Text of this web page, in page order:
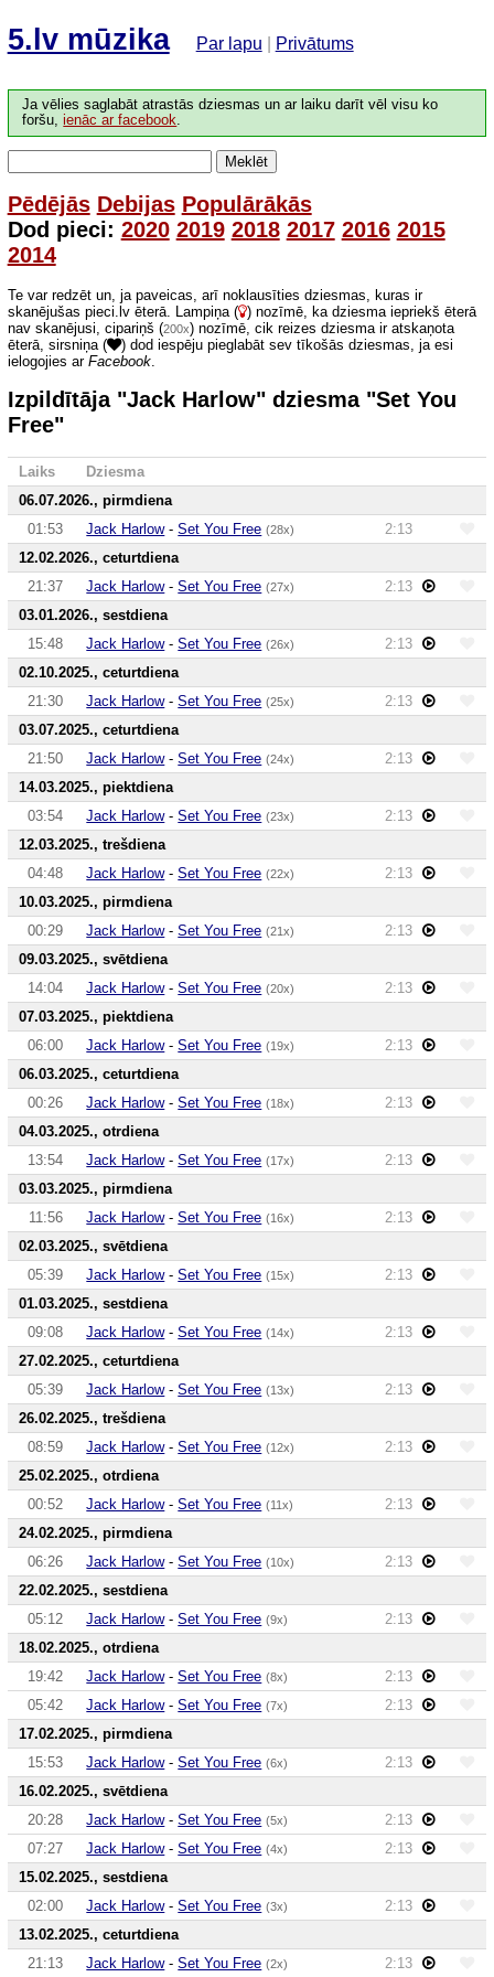
5.lv mūzika Par lapu Privātums
Ja vēlies saglabāt atrastās dziesmas un ar laiku darīt vēl visu ko
foršu,ienāc ar facebook.
Meklēt
Pēdējās Debijas Populārākās
Dod pieci: 2020 2019 2018 2017 2016 2015
2014
Te var redzēt un, ja paveicas, arī noklausīties dziesmas, kuras ir
skanējušas pieci.lv ēterā. Lampiņa ( ) nozīmē, ka dziesma iepriekš ēterā
nav skanējusi, cipariņš (200x) nozīmē, cik reizes dziesma ir atskaņota
ēterā, sirsniņa (
) dod iespēju pieglabāt sev tīkošās dziesmas, ja esi
ielogojies ar Facebook.
Izpildītāja "Jack Harlow" dziesma "Set You
Free"
Laiks
Dziesma
06.07.2026., pirmdiena
01:53
Jack Harlow-Set You Free (28x)
2:13
12.02.2026., ceturtdiena
21:37
Jack Harlow-Set You Free (27x)
2:13
03.01.2026., sestdiena
15:48
Jack Harlow-Set You Free (26x)
2:13
02.10.2025., ceturtdiena
21:30
Jack Harlow-Set You Free (25x)
2:13
03.07.2025., ceturtdiena
21:50
Jack Harlow-Set You Free (24x)
2:13
14.03.2025., piektdiena
03:54
Jack Harlow-Set You Free (23x)
2:13
12.03.2025., trešdiena
04:48
Jack Harlow-Set You Free (22x)
2:13
10.03.2025., pirmdiena
00:29
Jack Harlow-Set You Free (21x)
2:13
09.03.2025., svētdiena
14:04
Jack Harlow-Set You Free (20x)
2:13
07.03.2025., piektdiena
06:00
Jack Harlow-Set You Free (19x)
2:13
06.03.2025., ceturtdiena
00:26
Jack Harlow-Set You Free (18x)
2:13
04.03.2025., otrdiena
13:54
Jack Harlow-Set You Free (17x)
2:13
03.03.2025., pirmdiena
11:56
Jack Harlow-Set You Free (16x)
2:13
02.03.2025., svētdiena
05:39
Jack Harlow-Set You Free (15x)
2:13
01.03.2025., sestdiena
09:08
Jack Harlow-Set You Free (14x)
2:13
27.02.2025., ceturtdiena
05:39
Jack Harlow-Set You Free (13x)
2:13
26.02.2025., trešdiena
08:59
Jack Harlow-Set You Free (12x)
2:13
25.02.2025., otrdiena
00:52
Jack Harlow-Set You Free (11x)
2:13
24.02.2025., pirmdiena
06:26
Jack Harlow-Set You Free (10x)
2:13
22.02.2025., sestdiena
05:12
Jack Harlow-Set You Free (9x)
2:13
18.02.2025., otrdiena
19:42
Jack Harlow-Set You Free (8x)
2:13
05:42
Jack Harlow-Set You Free (7x)
2:13
17.02.2025., pirmdiena
15:53
Jack Harlow-Set You Free (6x)
2:13
16.02.2025., svētdiena
20:28
Jack Harlow-Set You Free (5x)
2:13
07:27
Jack Harlow-Set You Free (4x)
2:13
15.02.2025., sestdiena
02:00
Jack Harlow-Set You Free (3x)
2:13
13.02.2025., ceturtdiena
21:13
Jack Harlow-Set You Free (2x) 2:13